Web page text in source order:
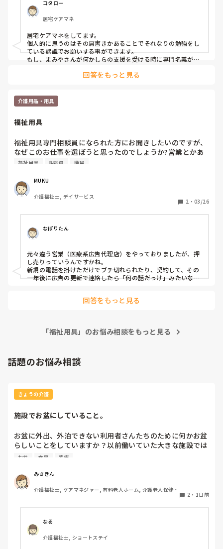
福祉用具専門相談員を取得している方に質問です
福祉用具専門相談員を取得して役立った
今は役立ってないなどありましたら
返信お願いします🙏
コタロー
居宅ケアマネ
居宅ケアマネをしてます。
個人的に思うのはその肩書きかあることでそれなりの勉強をし
ている認識でお願いする事ができます。
もし、まみやさんが何かしらの支援を受ける時に専門名義があ
と思います^_^
回答をもっと見る
介護用品・用具
福祉用具
福祉用具専門相談員になられた方にお聞きしたいのですが、
なぜこのお仕事を選ぼうと思ったのでしょうか?営業とかあ
るイメージなのですがキツくないですか?
福祉用具 相談員 職場
MUKU
介護福祉士, デイサービス
2 ・ 03/26
なぽりたん
元々違う営業（医療系広告代理店）をやっておりましたが、押
し売りっていうんですかね。
新規の電話を掛けただけでブチ切れられたり、契約して、その
一年後に広告の更新で連絡したら「何の話だっけ」みたいなこ
何のために誰のために仕事してるんだろう…と思うようにな
いうのもありました。
もしれません。会社にもよりますが個人の裁量で動ける部分が
大きいので、やりやすい仕事ではあると思います。
回答をもっと見る
「福祉用具」のお悩み相談をもっと見る
話題のお悩み相談
きょうの介護
施設でお盆にしていること。
お盆に外出、外泊できない利用者さんたちのために何かお盆
らしいことをしていますか？以前働いていた大きな施設では
実際に住職さんを呼びご焼香できるようにそれ用のスペース
族が面会に来る…などでした。お盆まであと少しです。何か
していることがあればぜひシェアよろしくお願いします。
お盆 食事 家族
みさきん
介護福祉士, ケアマネジャー, 有料老人ホーム, 介護老人保健施
2 ・ 1日前
なる
介護福祉士, ショートステイ